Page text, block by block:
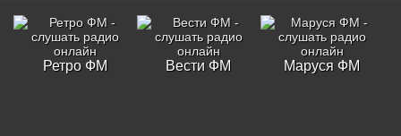
Ретро ФМ Вести ФМ Маруся ФМ